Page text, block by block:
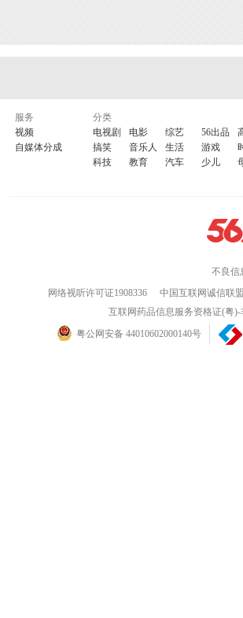
服务
视频
自媒体分成
分类
电视剧
电影 综艺 56出品
搞笑
音乐人 生活 游戏
科技
教育 汽车 少儿
不良信
网络视听许可证1908336
中国互联网诚信联盟
互联网药品信息服务资格证(粤)-
粤公网安备 44010602000140号